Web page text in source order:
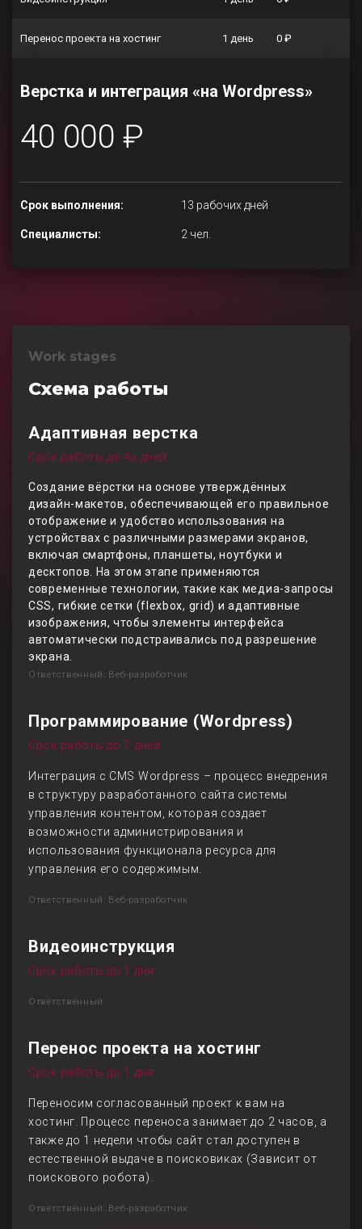
Перенос проекта на хостинг 1 день 0 ₽
Верстка и интеграция «на Wordpress»
40 000 ₽
Срок выполнения: 13 рабочих дней
Специалисты: 2 чел.
Work stages
Схема работы
Адаптивная верстка
Срок работы до 4х дней
Создание вёрстки на основе утверждённых
дизайн-макетов, обеспечивающей его правильное
отображение и удобство использования на
устройствах с различными размерами экранов,
включая смартфоны, планшеты, ноутбуки и
десктопов. На этом этапе применяются
современные технологии, такие как медиа-запросы
CSS, гибкие сетки (flexbox, grid) и адаптивные
изображения, чтобы элементы интерфейса
автоматически подстраивались под разрешение
экрана.
Ответственный: Веб-разработчик
Программирование (Wordpress)
Срок работы до 7 дней
Интеграция с CMS Wordpress – процесс внедрения
в структуру разработанного сайта системы
управления контентом, которая создает
возможности администрирования и
использования функционала ресурса для
управления его содержимым.
Ответственный: Веб-разработчик
Видеоинструкция
Срок работы до 1 дня
Ответственный:
Перенос проекта на хостинг
Срок работы до 1 дня
Переносим согласованный проект к вам на
хостинг. Процесс переноса занимает до 2 часов, а
также до 1 недели чтобы сайт стал доступен в
естественной выдаче в поисковиках (Зависит от
поискового робота).
Ответственный: Веб-разработчик